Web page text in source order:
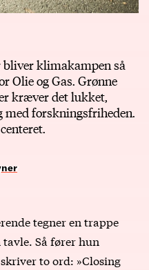
bliver klimakampen så
Olie og Gas. Grønne
kræver det lukket,
med forskningsfriheden.
tegner en trappe
Så fører hun
to ord: »Closing